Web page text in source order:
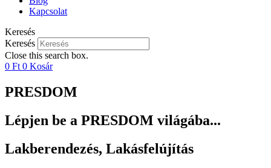
Kapcsolat
Keresés
Keresés
Close this search box.
0 Ft 0 Kosár
PRESDOM
Lépjen be a PRESDOM világába...
Lakberendezés, Lakásfelújítás